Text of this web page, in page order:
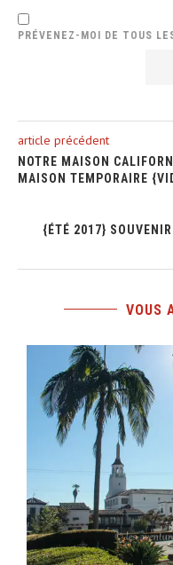
PRÉVENEZ-MOI DE TOUS
article précédent
NOTRE MAISON
MAISON TEMPORAIRE
{ÉTÉ 2017}
VOUS